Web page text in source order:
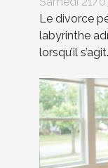
Le divorce
labyrinthe
lorsqu’il